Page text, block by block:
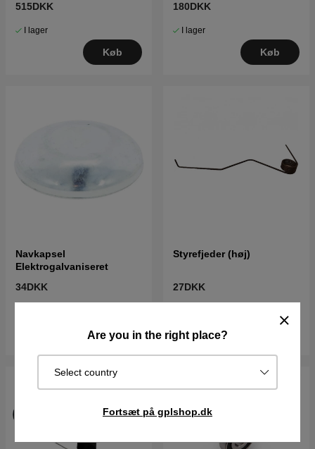
Are you in the right place?
Select country
Fortsæt på gplshop.dk
515DKK
I lager
Køb
180DKK
I lager
Køb
Navkapsel
Elektrogalvaniseret
34DKK
Køb
Styrefjeder (høj)
27DKK